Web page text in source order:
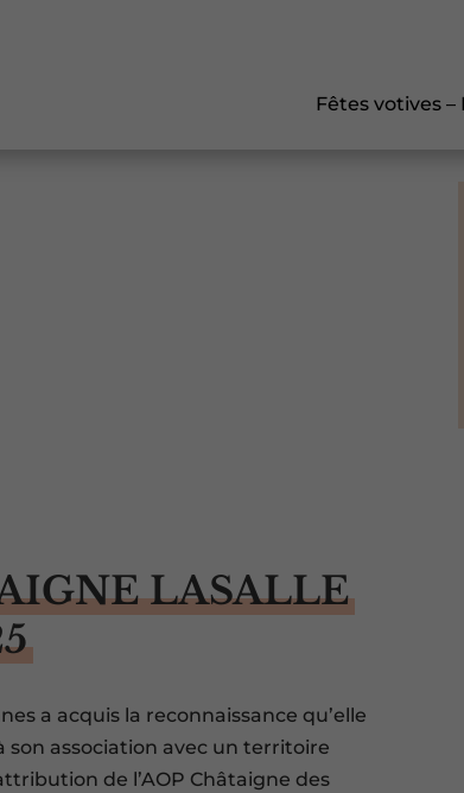
Fêtes votives –
LASALLE
a acquis la reconnaissance qu’elle
association avec un territoire
de l’AOP Châtaigne des